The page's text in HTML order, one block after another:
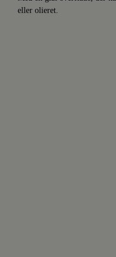
eller olieret.